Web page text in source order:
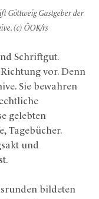
Göttweig Gastgeber der
(c) ÖOK/rs
Schriftgut.
vor. Denn
Sie bewahren
gelebten
Tagebücher.
und
bildeten